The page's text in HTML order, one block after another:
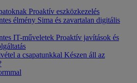
Proaktív eszközkezelés
élmény Sima és zavartalan digitális
IT-műveletek Proaktív javítások és
a csapatunkkal Készen áll az